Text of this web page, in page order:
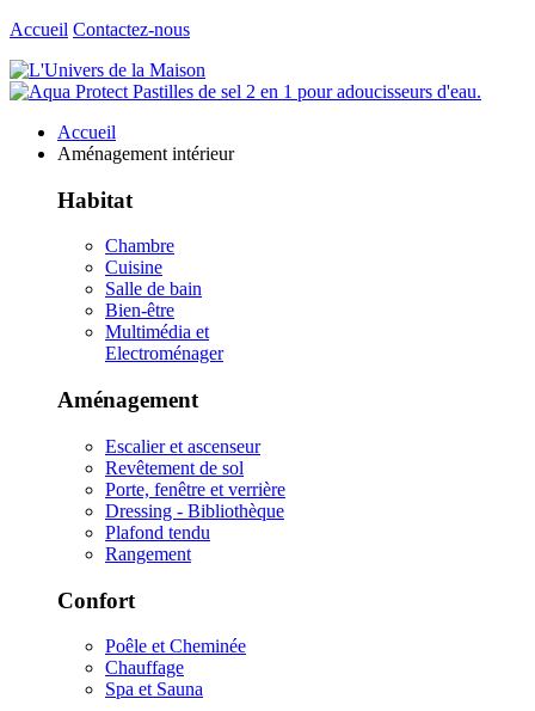
Accueil Contactez-nous
Accueil
Aménagement intérieur
Habitat
Chambre
Cuisine
Salle de bain
Bien-être
Multimédia et
Electroménager
Aménagement
Escalier et ascenseur
Revêtement de sol
Porte, fenêtre et verrière
Dressing - Bibliothèque
Plafond tendu
Rangement
Confort
Poêle et Cheminée
Chauffage
Spa et Sauna